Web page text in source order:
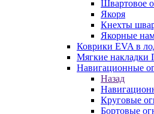
Швартовое
Якоря
Кнехты
Якорные
Коврики EVA в
Мягкие накладки
Навигационные
Назад
Круговые
Бортовые